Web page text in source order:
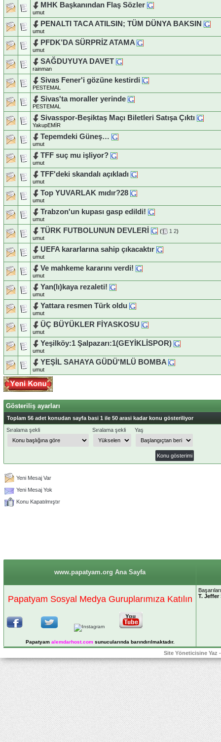
MHK Başkanından Flaş Sözler
umut
PENALTI TACA ATILSIN; TÜM DÜNYA BAKSIN
umut
PFDK’DA SÜRPRİZ ATAMA
umut
SAĞDUYUYA DAVET
rainman
Sivas Fener'i gözüne kestirdi
PESTEMAL
Sivas'ta moraller yerinde
PESTEMAL
Sivasspor-Beşiktaş Maçı Biletleri Satışa Çıktı
YakupEMİR
Tepemdeki Güneş…
umut
TFF suç mu işliyor?
umut
TFF'deki skandalı açıkladı
umut
Top YUVARLAK mıdır?28
umut
Trabzon'un kupası gasp edildi!
umut
TÜRK FUTBOLUNUN DEVLERİ ( 1 2)
umut
UEFA kararlarına sahip çıkacaktır
umut
Ve mahkeme kararını verdi!
umut
Yan(lı)kaya rezaleti!
umut
Yattara resmen Türk oldu
umut
ÜÇ BÜYÜKLER FİYASKOSU
umut
Yeşilköy:1 Şalpazarı:1(GEYİKLİSPOR)
umut
YEŞİL SAHAYA GÜDÜ'MLÜ BOMBA
umut
Gösteriliş ayarları
Toplam 56 adet konudan sayfa basi 1 ile 50 arasi kadar konu gösteriliyor
Sıralama şekli
Sıralama şekli Yaş
Yeni Mesaj Var
Yeni Mesaj Yok
Konu Kapatılmıştır
www.papatyam.org Ana Sayfa
Papatyam Sosyal Medya Guruplarımıza Katılın
Papatyam alemdarhost.comsunucularında barındırılmaktadır.
T. Jeffer
Site Yöneticisine Yaz